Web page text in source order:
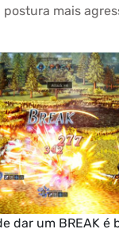
mais
dar um BREAK é